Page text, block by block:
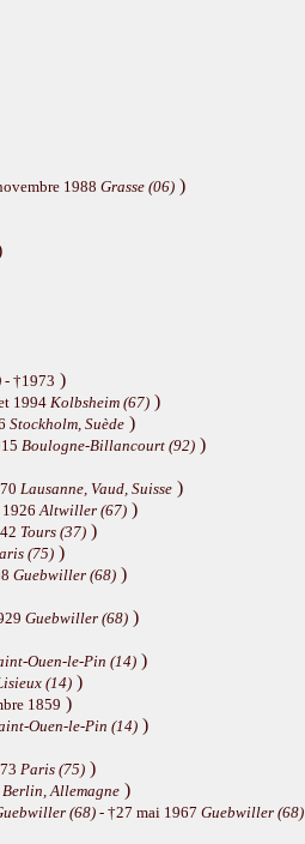
1988 Grasse (06) )
- †1973 )
1994 Kolbsheim (67) )
Stockholm, Suède )
Boulogne-Billancourt (92) )
Lausanne, Vaud, Suisse )
Altwiller (67) )
Tours (37) )
(75) )
Guebwiller (68) )
Guebwiller (68) )
Ouen-le-Pin (14) )
(14) )
1859 )
Ouen-le-Pin (14) )
Paris (75) )
Berlin, Allemagne )
(68) - †27 mai 1967 Guebwiller (68)